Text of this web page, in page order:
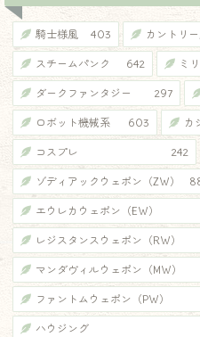
騎士様風 403 カントリ
スチームパンク 642 ミ
ダークファンタジー 297
ロボット機械系 603 カ
コスプレ 242
ゾディアックウェポン（ZW）
エウレカウェポン（EW）
レジスタンスウェポン（RW）
マンダヴィルウェポン（MW）
ファントムウェポン（PW）
ハウジング